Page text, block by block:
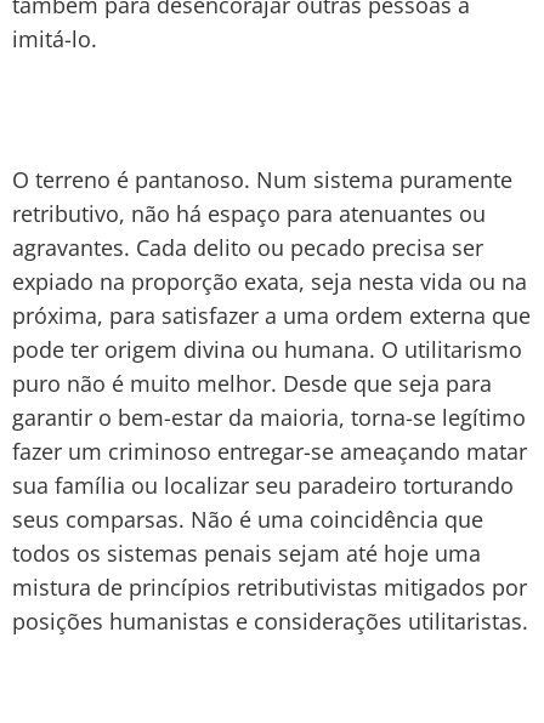
imitá-lo.
O terreno é pantanoso. Num sistema puramente
retributivo, não há espaço para atenuantes ou
agravantes. Cada delito ou pecado precisa ser
expiado na proporção exata, seja nesta vida ou na
próxima, para satisfazer a uma ordem externa que
pode ter origem divina ou humana. O utilitarismo
puro não é muito melhor. Desde que seja para
garantir o bem-estar da maioria, torna-se legítimo
fazer um criminoso entregar-se ameaçando matar
sua família ou localizar seu paradeiro torturando
seus comparsas. Não é uma coincidência que
todos os sistemas penais sejam até hoje uma
mistura de princípios retributivistas mitigados por
posições humanistas e considerações utilitaristas.